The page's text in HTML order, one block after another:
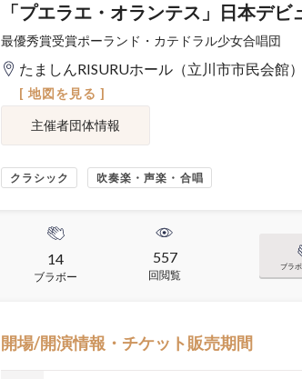
「プエラエ・オランテス」日本デビ
最優秀賞受賞ポーランド・カテドラル少女合唱団
たましんRISURUホール（立川市市民会館
[ 地図を見る ]
主催者団体情報
クラシック 吹奏楽・声楽・合唱
14
ブラボー
557
回閲覧
ブラ
開場/開演情報・チケット販売期間